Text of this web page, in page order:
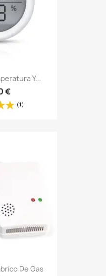
Y...
€
(1)
De Gas